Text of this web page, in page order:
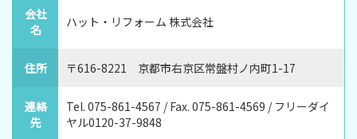
会社
名
ハット・リフォーム 株式会社
住所 〒616-8221 京都市右京区常盤村ノ内町1-17
連絡
先
Tel. 075-861-4567 / Fax. 075-861-4569 / フリーダイ
ヤル0120-37-9848